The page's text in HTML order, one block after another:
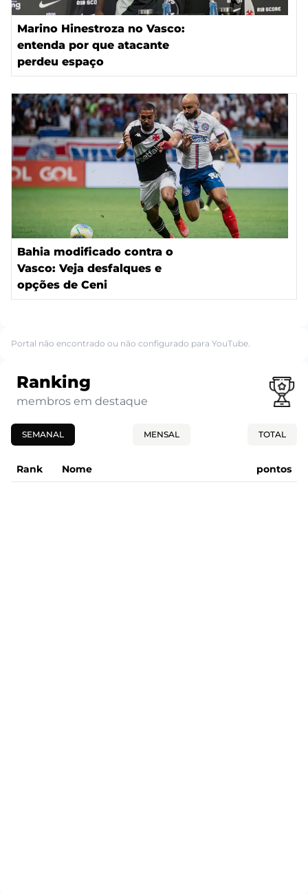
Marino Hinestroza no Vasco:
entenda por que atacante
perdeu espaço
Bahia modificado contra o
Vasco: Veja desfalques e
opções de Ceni
Portal não encontrado ou não configurado para YouTube.
Ranking
membros em destaque
SEMANAL MENSAL TOTAL
Rank Nome pontos